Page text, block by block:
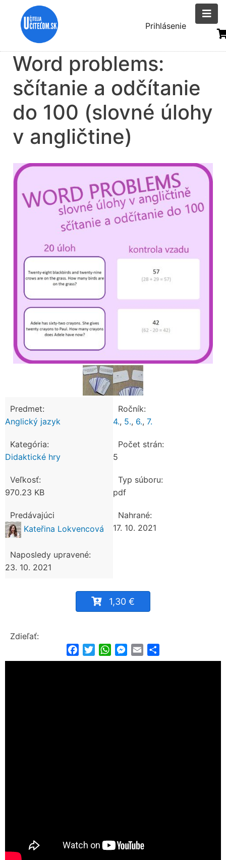
Menu
účtu
Prihlásenie
Word problems:
sčítanie a odčítanie
do 100 (slovné úlohy
v angličtine)
Predmet:
Anglický jazyk
Ročník:
4., 5., 6., 7.
Kategória:
Didaktické hry
Počet strán:
5
Veľkosť:
970.23 KB
Typ súboru:
pdf
Predávajúci
Kateřina Lokvencová
Nahrané:
17. 10. 2021
Naposledy upravené:
23. 10. 2021
1,30 €
Zdieľať:
FacebookTwitterWhatsApp
Messenger
Email